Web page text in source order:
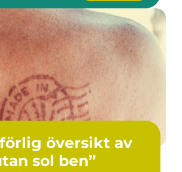
översikt av
sol ben”